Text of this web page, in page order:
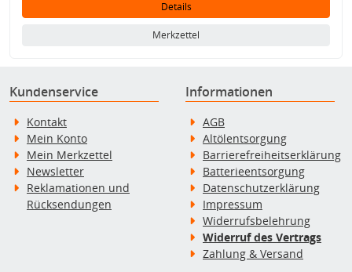
Details
Merkzettel
Kundenservice
Kontakt
Mein Konto
Mein Merkzettel
Newsletter
Reklamationen und
Rücksendungen
Informationen
AGB
Altölentsorgung
Barrierefreiheitserklärung
Batterieentsorgung
Datenschutzerklärung
Impressum
Widerrufsbelehrung
Widerruf des Vertrags
Zahlung & Versand